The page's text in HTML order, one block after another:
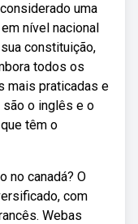
uma
nível nacional
constituição,
todos os
mais praticadas e
são o inglês e o
têm o
no canadá? O
com
Webas